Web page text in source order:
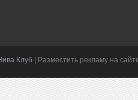
Клуб | Разместить рекламу на